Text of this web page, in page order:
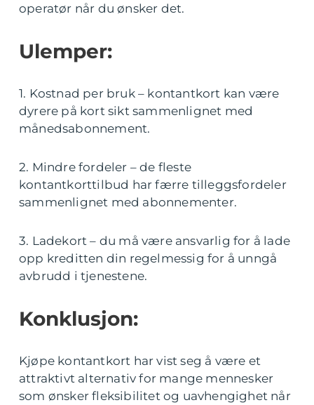
operatør når du ønsker det.
Ulemper:
1. Kostnad per bruk – kontantkort kan være
dyrere på kort sikt sammenlignet med
månedsabonnement.
2. Mindre fordeler – de fleste
kontantkorttilbud har færre tilleggsfordeler
sammenlignet med abonnementer.
3. Ladekort – du må være ansvarlig for å lade
opp kreditten din regelmessig for å unngå
avbrudd i tjenestene.
Konklusjon:
Kjøpe kontantkort har vist seg å være et
attraktivt alternativ for mange mennesker
som ønsker fleksibilitet og uavhengighet når